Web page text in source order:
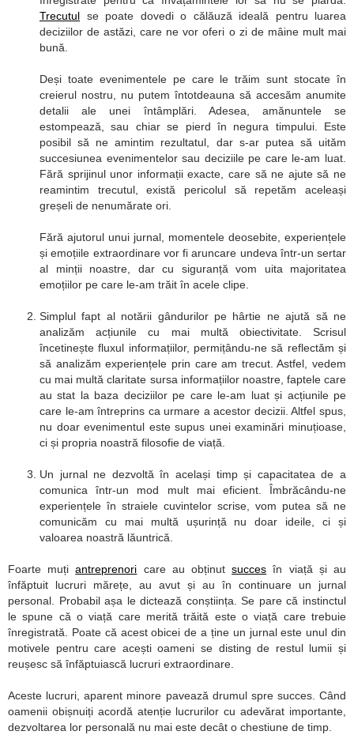
Trecutul se poate dovedi o călăuză ideală pentru luarea
deciziilor de astăzi, care ne vor oferi o zi de mâine mult mai
bună.
Deși toate evenimentele pe care le trăim sunt stocate în
creierul nostru, nu putem întotdeauna să accesăm anumite
detalii ale unei întâmplări. Adesea, amănuntele se
estompează, sau chiar se pierd în negura timpului. Este
posibil să ne amintim rezultatul, dar s-ar putea să uităm
succesiunea evenimentelor sau deciziile pe care le-am luat.
Fără sprijinul unor informații exacte, care să ne ajute să ne
reamintim trecutul, există pericolul să repetăm aceleași
greșeli de nenumărate ori.
Fără ajutorul unui jurnal, momentele deosebite, experiențele
și emoțiile extraordinare vor fi aruncare undeva într-un sertar
al minții noastre, dar cu siguranță vom uita majoritatea
emoțiilor pe care le-am trăit în acele clipe.
Simplul fapt al notării gândurilor pe hârtie ne ajută să ne
analizăm acțiunile cu mai multă obiectivitate. Scrisul
încetinește fluxul informațiilor, permițându-ne să reflectăm și
să analizăm experiențele prin care am trecut. Astfel, vedem
cu mai multă claritate sursa informațiilor noastre, faptele care
au stat la baza deciziilor pe care le-am luat și acțiunile pe
care le-am întreprins ca urmare a acestor decizii. Altfel spus,
nu doar evenimentul este supus unei examinări minuțioase,
ci și propria noastră filosofie de viață.
Un jurnal ne dezvoltă în același timp și capacitatea de a
comunica într-un mod mult mai eficient. Îmbrăcându-ne
experiențele în straiele cuvintelor scrise, vom putea să ne
comunicăm cu mai multă ușurință nu doar ideile, ci și
valoarea noastră lăuntrică.
Foarte muțiantreprenori care au obținutsucces în viață și au
înfăptuit lucruri mărețe, au avut și au în continuare un jurnal
personal. Probabil așa le dictează conștiința. Se pare că instinctul
le spune că o viață care merită trăită este o viață care trebuie
înregistrată. Poate că acest obicei de a ține un jurnal este unul din
motivele pentru care acești oameni se disting de restul lumii și
reușesc să înfăptuiască lucruri extraordinare.
Aceste lucruri, aparent minore pavează drumul spre succes. Când
oamenii obișnuiți acordă atenție lucrurilor cu adevărat importante,
dezvoltarea lor personală nu mai este decât o chestiune de timp.